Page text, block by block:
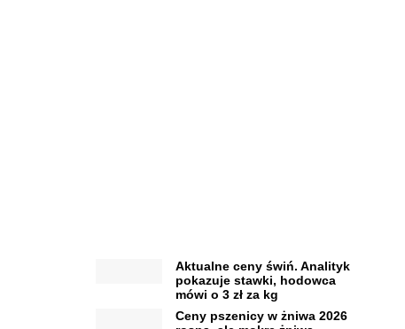
Aktualne ceny świń. Analityk
pokazuje stawki, hodowca
mówi o 3 zł za kg
Ceny pszenicy w żniwa 2026